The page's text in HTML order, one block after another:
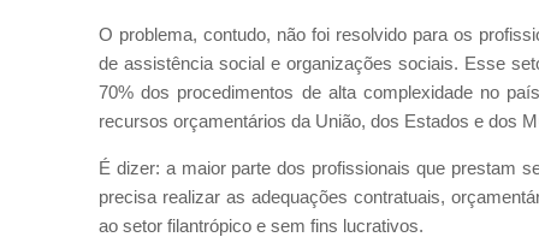
O problema, contudo, não foi resolvido para os
de assistência social e organizações sociais. Esse
70% dos procedimentos de alta complexidade no
recursos orçamentários da União, dos Estados e dos
É dizer: a maior parte dos profissionais que prestam
precisa realizar as adequações contratuais,
ao setor filantrópico e sem fins lucrativos.